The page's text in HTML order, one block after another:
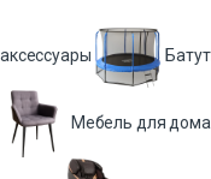
аксессуары
Мебель для дома